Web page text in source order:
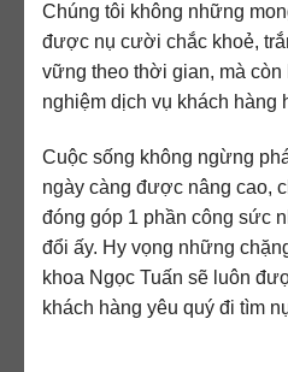
Chúng tôi không những
được nụ cười chắc khoẻ,
vững theo thời gian, mà còn
nghiệm dịch vụ khách hàng
Cuộc sống không ngừng
ngày càng được nâng cao,
đóng góp 1 phần công sức
đổi ấy. Hy vọng những
khoa Ngọc Tuấn sẽ luôn
khách hàng yêu quý đi tìm